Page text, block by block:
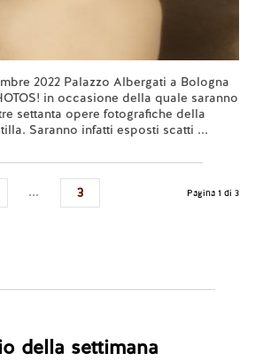
2022 Palazzo Albergati a Bologna
in occasione della quale saranno
settanta opere fotografiche della
Saranno infatti esposti scatti ...
... 3 Pagina 1 di 3
della settimana